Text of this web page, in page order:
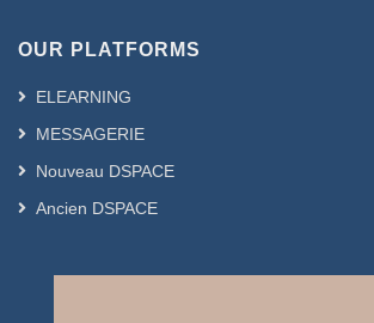
OUR PLATFORMS
ELEARNING
MESSAGERIE
Nouveau DSPACE
Ancien DSPACE